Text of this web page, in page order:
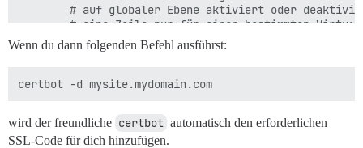
# auf globaler Ebene aktiviert oder
# eine Zeile nur für einen bestimmten
# die folgende Zeile aktiviert die CGI-
# nachdem sie global mit "a2disconf"
        ModPagespeed Off
Wenn du dann folgenden Befehl ausführst:
wird der freundliche certbot automatisch den erforderlichen
SSL-Code für dich hinzufügen.